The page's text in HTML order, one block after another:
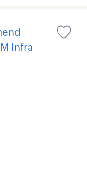
Infra